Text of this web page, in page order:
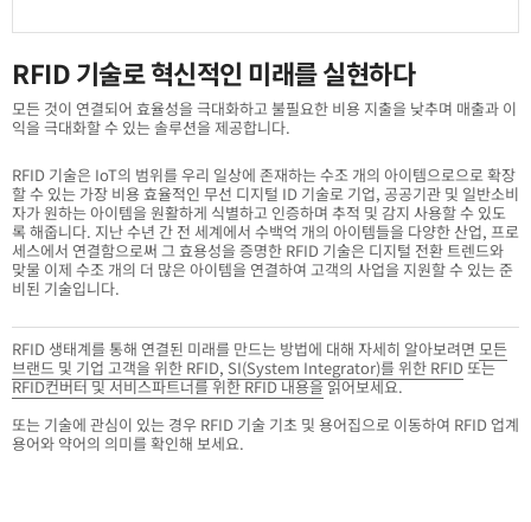
RFID 기술로 혁신적인 미래를 실현하다
모든 것이 연결되어 효율성을 극대화하고 불필요한 비용 지출을 낮추며 매출과 이
익을 극대화할 수 있는 솔루션을 제공합니다.
RFID 기술은 IoT의 범위를 우리 일상에 존재하는 수조 개의 아이템으로으로 확장
할 수 있는 가장 비용 효율적인 무선 디지털 ID 기술로 기업, 공공기관 및 일반소비
자가 원하는 아이템을 원활하게 식별하고 인증하며 추적 및 감지 사용할 수 있도
록 해줍니다. 지난 수년 간 전 세계에서 수백억 개의 아이템들을 다양한 산업, 프로
세스에서 연결함으로써 그 효용성을 증명한 RFID 기술은 디지털 전환 트렌드와
맞물 이제 수조 개의 더 많은 아이템을 연결하여 고객의 사업을 지원할 수 있는 준
비된 기술입니다.
RFID 생태계를 통해 연결된 미래를 만드는 방법에 대해 자세히 알아보려면 모든
브랜드 및 기업 고객을 위한 RFID, SI(System Integrator)를 위한 RFID 또는
RFID컨버터 및 서비스파트너를 위한 RFID 내용을읽어보세요.
또는 기술에 관심이 있는 경우 RFID 기술 기초 및 용어집으로 이동하여 RFID 업계
용어와 약어의 의미를 확인해 보세요.